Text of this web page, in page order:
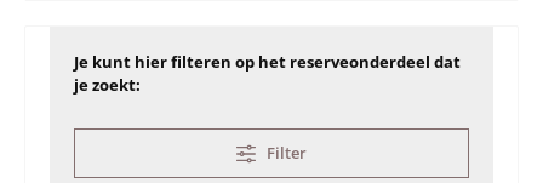
Je kunt hier filteren op het reserveonderdeel dat
je zoekt:
Filter